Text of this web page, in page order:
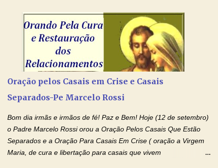
Senhor Jesus Cristo, vosso Filho, na unidade do Espírito Santo.
Amém. Novena a Nhá Chica (Oração para obter os favores
celestiais através da intercessão da Serva de Deus Nhá Chica)
(Rezar durante nove dias seguidos ou intercalados) Nhá Chica,
recorro a vós como intercessora entre a Bondade Divina e as
entregueis nas mãos do Santíssimo o meu pedido urgente (Fazer
o pedido). Acolhei, Nhá Chica, no vosso coração bondoso as
Oração pelos Casais em Crise e Casais
Separados-Pe Marcelo Rossi
Bom dia irmãs e irmãos de fé! Paz e Bem! Hoje (12 de setembro)
o Padre Marcelo Rossi orou a Oração Pelos Casais Que Estão
Separados e a Oração Para Casais Em Crise ( oração a Virgem
Maria, de cura e libertação para casais que vivem